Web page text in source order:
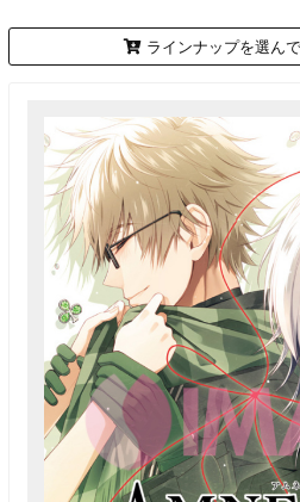
ラインナップを選ん